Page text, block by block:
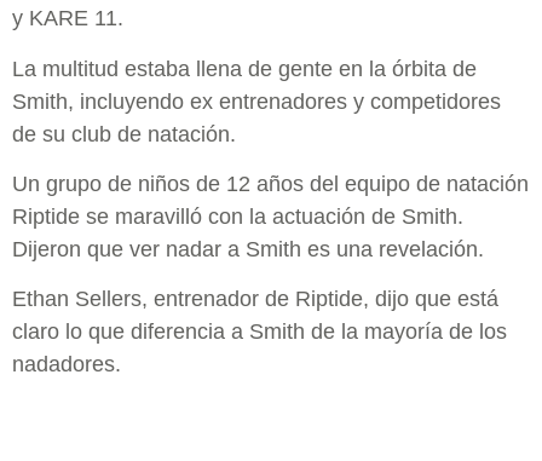
y KARE 11.
La multitud estaba llena de gente en la órbita de
Smith, incluyendo ex entrenadores y competidores
de su club de natación.
Un grupo de niños de 12 años del equipo de natación
Riptide se maravilló con la actuación de Smith.
Dijeron que ver nadar a Smith es una revelación.
Ethan Sellers, entrenador de Riptide, dijo que está
claro lo que diferencia a Smith de la mayoría de los
nadadores.